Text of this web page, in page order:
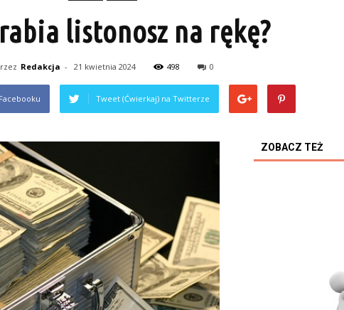
listonosz na rękę?
Redakcja - 21 kwietnia 2024 498 0
Tweet (Ćwierkaj) na Twitterze
ZOBACZ TEŻ